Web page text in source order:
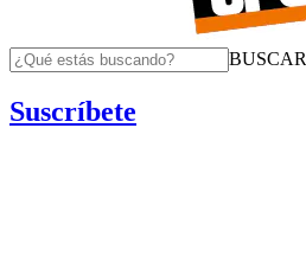
BUSCAR
Suscríbete